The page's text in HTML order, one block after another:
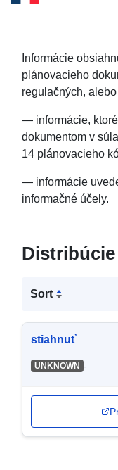
(WFS):
mape
Informácie
plánovacieho
regulačných,
— informácie,
dokumentom v
14 plánovacieho
— informácie
informačné účely.
Distribúcie
Sort
stiahnuť
UNKNOWN -